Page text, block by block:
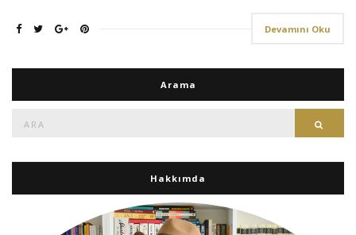
Devamını Oku
Arama
Hakkımda